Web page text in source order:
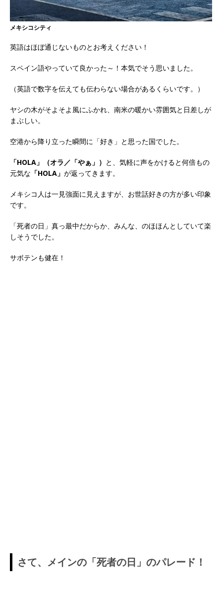
メキシコシティ
英語はほぼ通じないものとお考えください！
スペイン語やっていて良かった～！本気でそう思いました。
（英語で数字を伝えても伝わらない場合があるくらいです。）
ヤシの木がそよそよ風にふかれ、南米の暖かい雰囲気と日差しが
まぶしい。
空港から降り立った瞬間に「好き」と思った国でした。
「HOLA」（オラ／「やぁ」） と、気軽に声をかけると何倍もの
元気な 「HOLA」 が返ってきます。
メキシコ人は一見強面に見えますが、お世話好きの方が多い印象
です。
「死者の日」真っ最中だからか、みんな、のほほんとしていて楽
しそうでした。
サボテンも健在！
さて、メインの「死者の日」のパレード！